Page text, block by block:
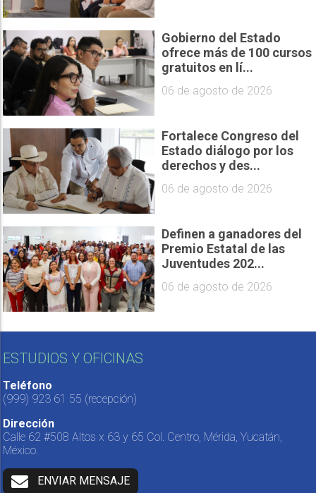
Gobierno del Estado
ofrece más de 100 cursos
gratuitos en lí...
06 de agosto de 2026
Fortalece Congreso del
Estado diálogo por los
derechos y des...
06 de agosto de 2026
Definen a ganadores del
Premio Estatal de las
Juventudes 202...
06 de agosto de 2026
ESTUDIOS Y OFICINAS
Teléfono
(999) 923 61 55 (recepción)
Dirección
Calle 62 #508 Altos x 63 y 65 Col. Centro, Mérida, Yucatán,
México.
ENVIAR MENSAJE